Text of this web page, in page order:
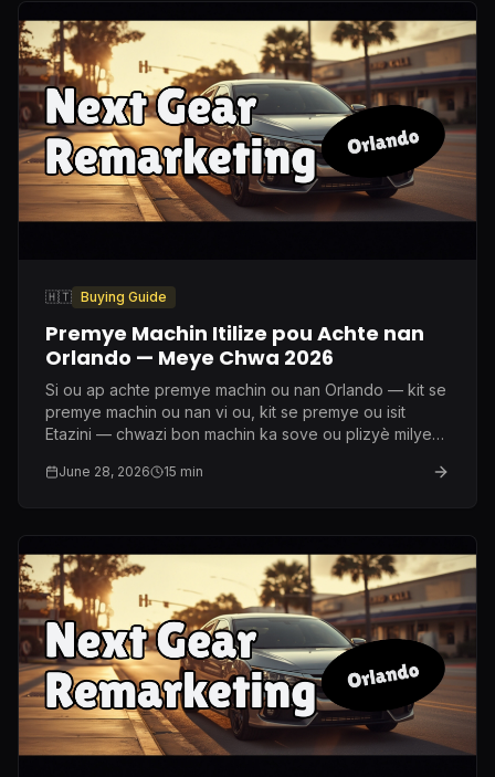
🇭🇹 Buying Guide
Premye Machin Itilize pou Achte nan
Orlando — Meye Chwa 2026
Si ou ap achte premye machin ou nan Orlando — kit se
premye machin ou nan vi ou, kit se premye ou isit
Etazini — chwazi bon machin ka sove ou plizyè milye
rekòmande vre apre dis lane nan metye sa a.
June 28, 2026 15 min